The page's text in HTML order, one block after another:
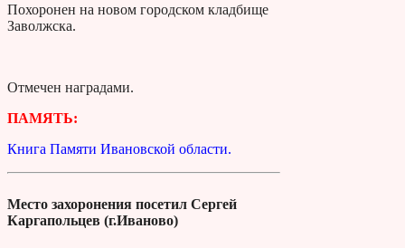
Похоронен на новом городском кладбище
Заволжска.
Отмечен наградами.
ПАМЯТЬ:
Книга Памяти Ивановской области.
Место захоронения посетил Сергей
Каргапольцев (г.Иваново)